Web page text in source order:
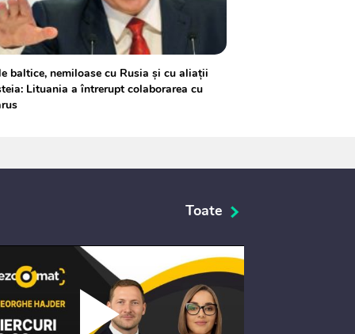
baltice, nemiloase cu Rusia şi cu aliaţii
Lituania a întrerupt colaborarea cu
Toate